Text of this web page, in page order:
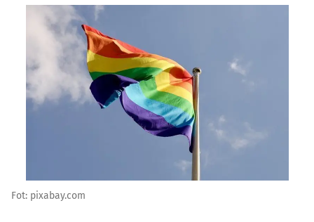
Fot: pixabay.com